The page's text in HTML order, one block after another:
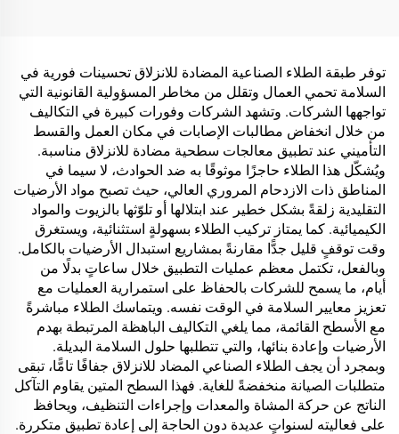
تتطلب خصائص مقاومة للماء
والزيوت
توفر طبقة الطلاء الصناعية المضادة للانزلاق تحسينات فورية في
السلامة تحمي العمال وتقلل من مخاطر المسؤولية القانونية التي
تواجهها الشركات. وتشهد الشركات وفورات كبيرة في التكاليف
من خلال انخفاض مطالبات الإصابات في مكان العمل والقسط
التأميني عند تطبيق معالجات سطحية مضادة للانزلاق مناسبة.
ويُشكّل هذا الطلاء حاجزًا موثوقًا به ضد الحوادث، لا سيما في
المناطق ذات الازدحام المروري العالي، حيث تصبح مواد الأرضيات
التقليدية زلقةً بشكل خطير عند ابتلالها أو تلوّثها بالزيوت والمواد
الكيميائية. كما يمتاز تركيب الطلاء بسهولةٍ استثنائية، ويستغرق
وقت توقفٍ قليل جدًّا مقارنةً بمشاريع استبدال الأرضيات بالكامل.
وبالفعل، تكتمل معظم عمليات التطبيق خلال ساعاتٍ بدلًا من
أيام، ما يسمح للشركات بالحفاظ على استمرارية العمليات مع
تعزيز معايير السلامة في الوقت نفسه. ويتماسك الطلاء مباشرةً
مع الأسطح القائمة، مما يلغي التكاليف الباهظة المرتبطة بهدم
الأرضيات وإعادة بنائها، والتي تتطلبها حلول السلامة البديلة.
وبمجرد أن يجف الطلاء الصناعي المضاد للانزلاق جفافًا تامًّا، تبقى
متطلبات الصيانة منخفضةً للغاية. فهذا السطح المتين يقاوم التآكل
الناتج عن حركة المشاة والمعدات وإجراءات التنظيف، ويحافظ
على فعاليته لسنواتٍ عديدة دون الحاجة إلى إعادة تطبيق متكررة.